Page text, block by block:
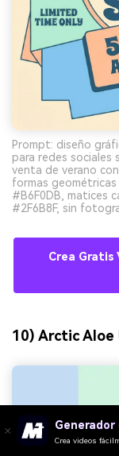
Prompt: diseño
para redes
venta de verano
formas
#B6F0DB, matices
#2F6B8F, sin
Crea Gratis
10) Arctic Aloe
Generador
Crea videos